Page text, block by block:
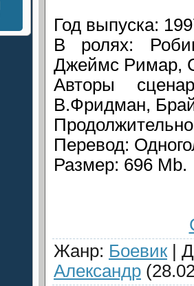
Год выпуска:
В ролях:
Джеймс Римар,
Авторы
В.Фридман,
Перевод:
Размер: 696 Mb.
Жанр: Боевик |
Александр